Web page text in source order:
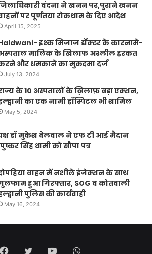
वंदना ने खनन पर,पुराने खनन
पर पूर्णतया रोकथाम के दिए आदेश
April 15, 2025
इश्क मिजाज डॉक्टर के कारनामे-
मालिक के खिलाफ अश्लील हरकत
और धमकाने का मुकदमा दर्ज
July 13, 2024
के 10 अस्पतालों के ख़िलाफ़ बड़ा एक्शन,
का एक नामी हॉस्पिटल भी शामिल
May 5, 2024
डॉ मुकेश बेलवाल ने एफ टी आई मैदान
सिंह धामी को सौपा पत्र
वाहन में नशीले इंजेक्शन के साथ
हुआ गिरफ्तार, SOG व कोतवाली
पुलिस की कार्यवाही
May 16, 2024
Facebook
TwitterYouTubeWhatsApp